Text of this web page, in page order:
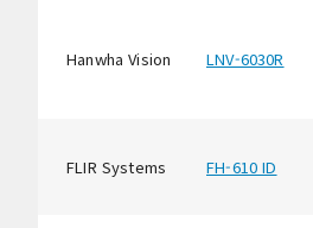
Hanwha Vision LNV-6030R
FLIR Systems FH-610 ID